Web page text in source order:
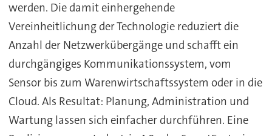
werden. Die damit einhergehende
Vereinheitlichung der Technologie reduziert die
Anzahl der Netzwerkübergänge und schafft ein
durchgängiges Kommunikationssystem, vom
Sensor bis zum Warenwirtschaftssystem oder in die
Cloud. Als Resultat: Planung, Administration und
Wartung lassen sich einfacher durchführen. Eine